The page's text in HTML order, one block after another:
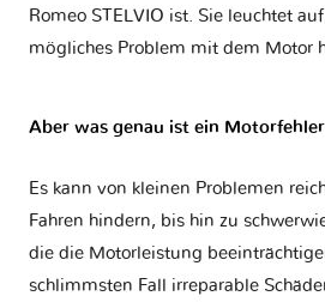
Romeo STELVIO ist. Sie leuchtet
mögliches Problem mit dem Motor
Aber was genau ist ein
Es kann von kleinen Problemen
Fahren hindern, bis hin zu
die die Motorleistung
schlimmsten Fall irreparable